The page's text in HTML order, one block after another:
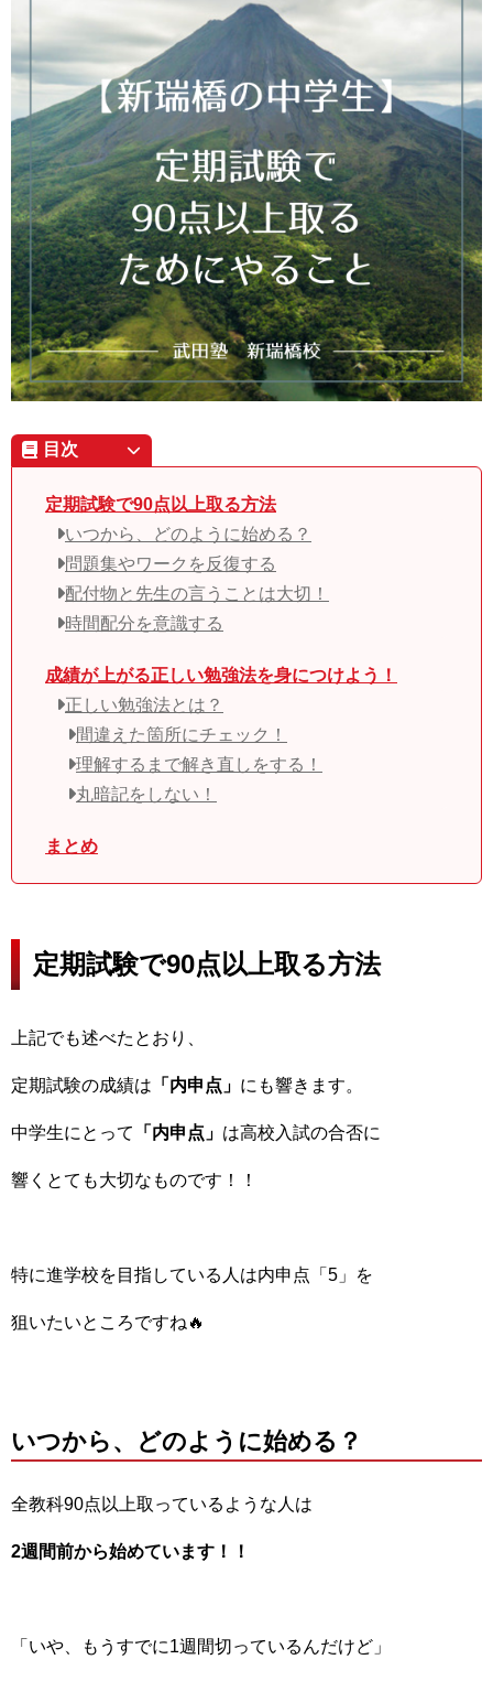
目次
定期試験で90点以上取る方法
いつから、どのように始める？
問題集やワークを反復する
配付物と先生の言うことは大切！
時間配分を意識する
成績が上がる正しい勉強法を身につけよう！
正しい勉強法とは？
間違えた箇所にチェック！
理解するまで解き直しをする！
丸暗記をしない！
まとめ
定期試験で90点以上取る方法
上記でも述べたとおり、
定期試験の成績は 「内申点」 にも響きます。
中学生にとって 「内申点」 は高校入試の合否に
響くとても大切なものです！！
特に進学校を目指している人は内申点「5」を
狙いたいところですね🔥
いつから、どのように始める？
全教科90点以上取っているような人は
2週間前から始めています！！
「いや、もうすでに1週間切っているんだけど」